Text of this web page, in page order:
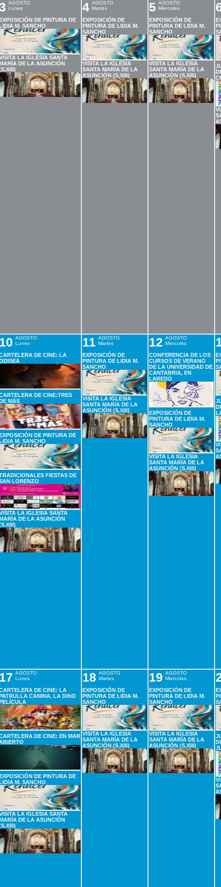
AGOSTO
Lunes
DE PINTURA DE
M. SANCHO
LA IGLESIA SANTA
DE LA ASUNCIÓN
4 AGOSTO
Martes
EXPOSICIÓN DE
PINTURA DE LIDIA M.
SANCHO
VISITA LA IGLESIA
SANTA MARÍA DE LA
ASUNCIÓN (S.XIII)
5 AGOSTO
Miercoles
EXPOSICIÓN DE
PINTURA DE LIDIA M.
SANCHO
VISITA LA IGLESIA
SANTA MARÍA DE LA
ASUNCIÓN (S.XIII)
AGOSTO
Lunes
DE CINE: LA
DE CINE:TRES
MÁS
DE PINTURA DE
M. SANCHO
FIESTAS DE
LORENZO
LA IGLESIA SANTA
DE LA ASUNCIÓN
11 AGOSTO
Martes
EXPOSICIÓN DE
PINTURA DE LIDIA M.
SANCHO
VISITA LA IGLESIA
SANTA MARÍA DE LA
ASUNCIÓN (S.XIII)
12 AGOSTO
Miercoles
CONFERENCIA DE LOS
CURSOS DE VERANO
DE LA UNIVERSIDAD DE
CANTABRIA, EN
LAREDO
EXPOSICIÓN DE
PINTURA DE LIDIA M.
SANCHO
VISITA LA IGLESIA
SANTA MARÍA DE LA
ASUNCIÓN (S.XIII)
AGOSTO
Lunes
DE CINE: LA
CANINA. LA DINO
DE CINE: EN MAR
DE PINTURA DE
M. SANCHO
LA IGLESIA SANTA
DE LA ASUNCIÓN
18 AGOSTO
Martes
EXPOSICIÓN DE
PINTURA DE LIDIA M.
SANCHO
VISITA LA IGLESIA
SANTA MARÍA DE LA
ASUNCIÓN (S.XIII)
19 AGOSTO
Miercoles
EXPOSICIÓN DE
PINTURA DE LIDIA M.
SANCHO
VISITA LA IGLESIA
SANTA MARÍA DE LA
ASUNCIÓN (S.XIII)